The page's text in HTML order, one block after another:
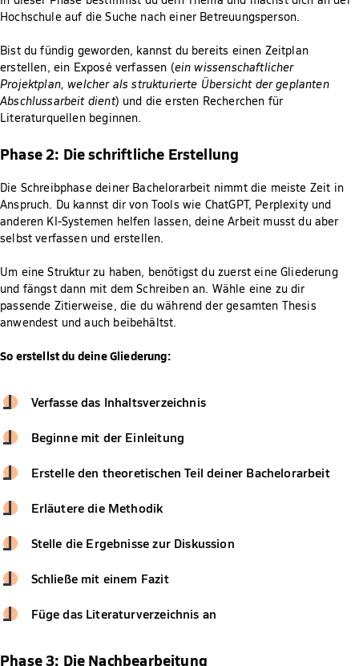
Hochschule auf die Suche nach einer Betreuungsperson.
Bist du fündig geworden, kannst du bereits einen Zeitplan
erstellen, ein Exposé verfassen (ein wissenschaftlicher
Projektplan, welcher als strukturierte Übersicht der geplanten
Abschlussarbeit dient) und die ersten Recherchen für
Literaturquellen beginnen.
Phase 2: Die schriftliche Erstellung
Die Schreibphase deiner Bachelorarbeit nimmt die meiste Zeit in
Anspruch. Du kannst dir von Tools wie ChatGPT, Perplexity und
anderen KI-Systemen helfen lassen, deine Arbeit musst du aber
selbst verfassen und erstellen.
Um eine Struktur zu haben, benötigst du zuerst eine Gliederung
und fängst dann mit dem Schreiben an. Wähle eine zu dir
passende Zitierweise, die du während der gesamten Thesis
anwendest und auch beibehältst.
So erstellst du deine Gliederung:
Verfasse das Inhaltsverzeichnis
Beginne mit der Einleitung
Erstelle den theoretischen Teil deiner Bachelorarbeit
Erläutere die Methodik
Stelle die Ergebnisse zur Diskussion
Schließe mit einem Fazit
Füge das Literaturverzeichnis an
Phase 3: Die Nachbearbeitung